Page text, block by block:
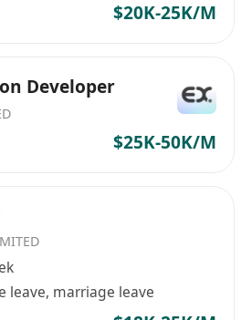
$20K-25K/M
Developer
$25K-50K/M
leave, marriage leave